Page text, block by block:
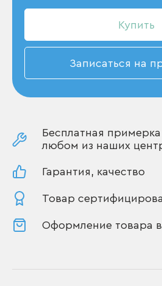
Купить
Записаться на
Бесплатная
любом из наших
Гарантия, качество
Товар
Оформление товара